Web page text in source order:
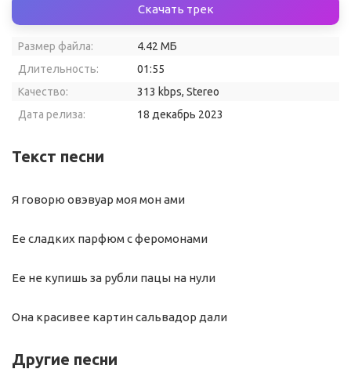
Скачать трек
Размер файла:
4.42 МБ
Длительность:
01:55
Качество:
313 kbps, Stereo
Дата релиза:
18 декабрь 2023
Текст песни
Я говорю овэвуар моя мон ами
Ее сладких парфюм с феромонами
Ее не купишь за рубли пацы на нули
Она красивее картин сальвадор дали
Другие песни